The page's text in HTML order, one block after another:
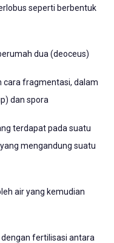
seperti berbentuk
dua (deoceus)
cara fragmentasi, dalam
dan spora
terdapat pada suatu
mengandung suatu
air yang kemudian
fertilisasi antara